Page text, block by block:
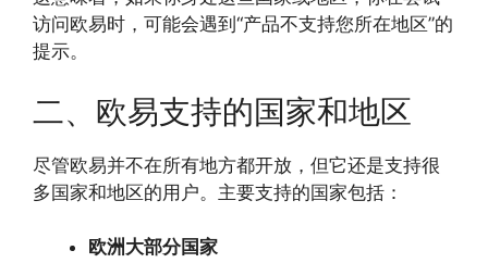
访问欧易时，可能会遇到“产品不支持您所在地区”的
提示。
二、欧易支持的国家和地区
尽管欧易并不在所有地方都开放，但它还是支持很
多国家和地区的用户。主要支持的国家包括：
欧洲大部分国家